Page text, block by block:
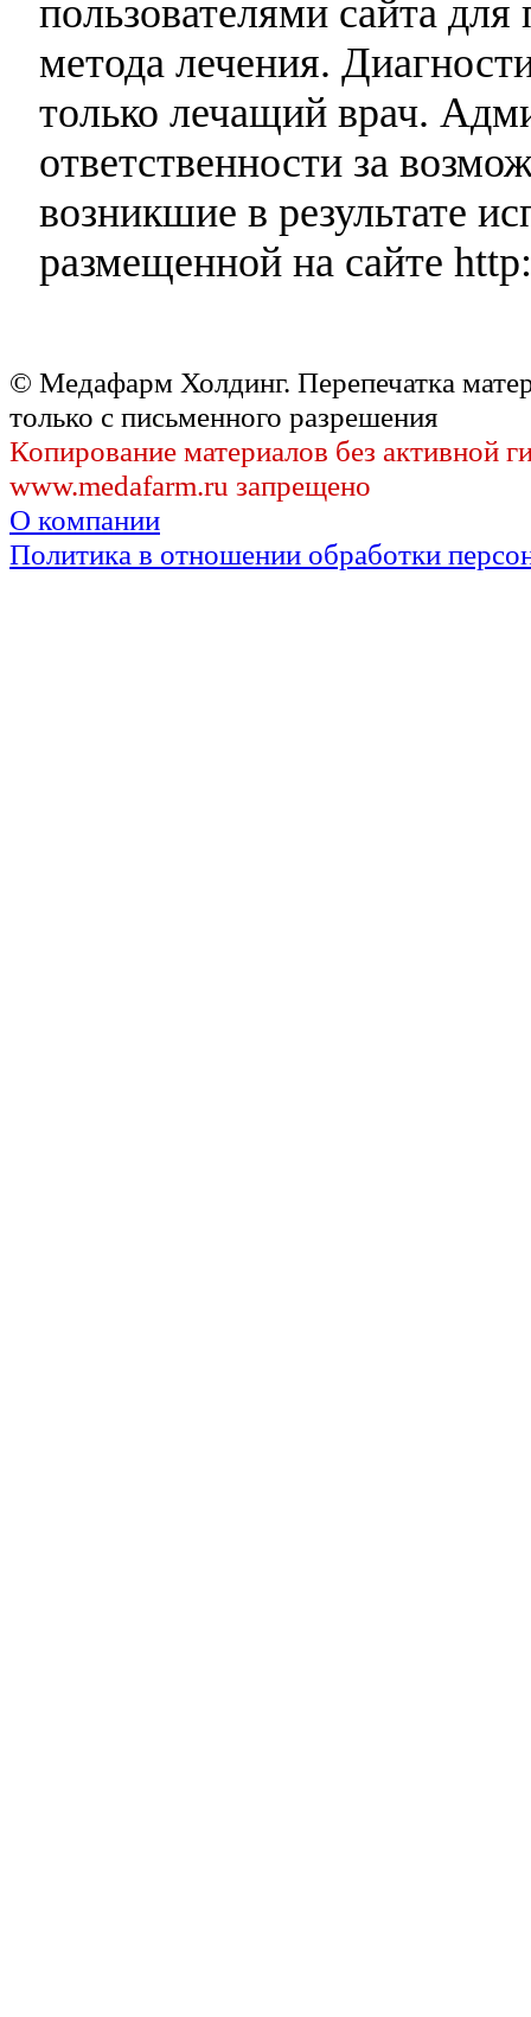
пользователями сайта
метода лечения.
только лечащий врач.
ответственности за
возникшие в результате
размещенной на сайте
© Медафарм Холдинг. Перепечатка
только с письменного разрешения
Копирование материалов без активной
www.medafarm.ru запрещено
О компании
Политика в отношении обработки